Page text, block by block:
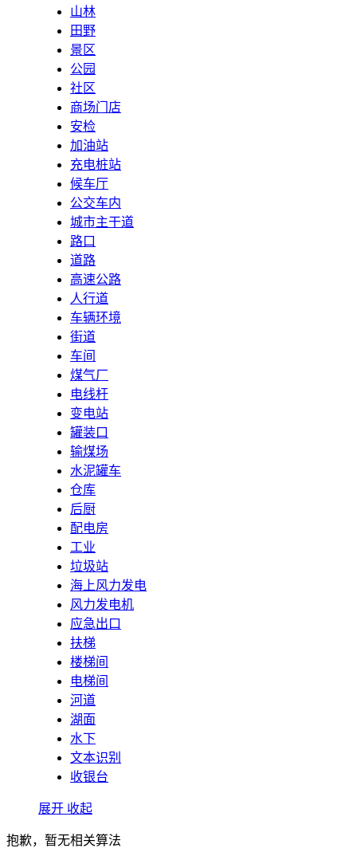
山林
田野
景区
公园
社区
商场门店
安检
加油站
充电桩站
候车厅
公交车内
城市主干道
路口
道路
高速公路
人行道
车辆环境
街道
车间
煤气厂
电线杆
变电站
罐装口
输煤场
水泥罐车
仓库
后厨
配电房
工业
垃圾站
海上风力发电
风力发电机
应急出口
扶梯
楼梯间
电梯间
河道
湖面
水下
文本识别
收银台
展开 收起
抱歉，暂无相关算法